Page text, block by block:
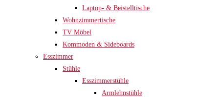
Laptop- & Beistelltische
Wohnzimmertische
TV Möbel
Kommoden & Sideboards
Esszimmer
Stühle
Esszimmerstühle
Armlehnstühle